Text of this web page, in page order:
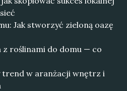
Jak stworzyć zieloną oazę
z roślinami do domu — co
trend w aranżacji wnętrz i